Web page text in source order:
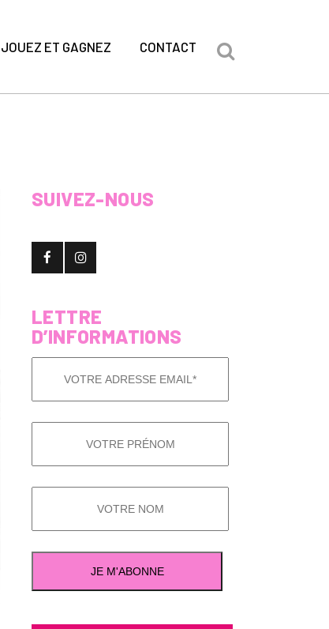
JOUEZ ET GAGNEZ CONTACT
SUIVEZ-NOUS
LETTRE
D’INFORMATIONS